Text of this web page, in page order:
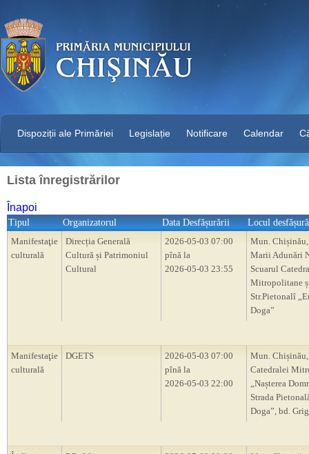
Dispoziții ale Primăriei Legislație Notificare Calendar
Lista înregistrărilor
Înapoi
Tipul Organizatorul Data Desfășurării
Locul
Manifestaţie
culturală
Direcția Generală
Cultură și Patrimoniul
Cultural
2026-05-03 07:00
pînă la
2026-05-03 23:55
Mun.
Marii Adunări
Scuarul
Mitropolitane
Str.Pietonalî
Doga”
Manifestaţie
culturală
DGETS
2026-05-03 07:00
pînă la
2026-05-03 22:00
Mun.
Catedralei
„Nașterea
Strada
Doga”, bd.